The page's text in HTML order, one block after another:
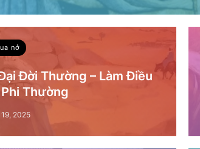
nở
Đời Thường – Làm Điều
Thường
2025